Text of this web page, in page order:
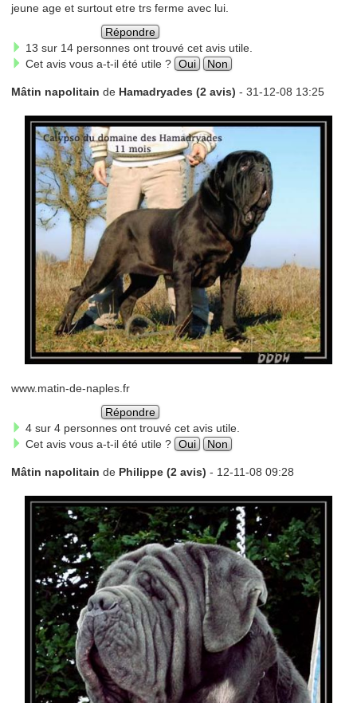
jeune age et surtout etre trs ferme avec lui.
Répondre
13 sur 14 personnes ont trouvé cet avis utile.
Cet avis vous a-t-il été utile ? Oui Non
Mâtin napolitain de Hamadryades (2 avis) - 31-12-08 13:25
www.matin-de-naples.fr
Répondre
4 sur 4 personnes ont trouvé cet avis utile.
Cet avis vous a-t-il été utile ? Oui Non
Mâtin napolitain de Philippe (2 avis) - 12-11-08 09:28